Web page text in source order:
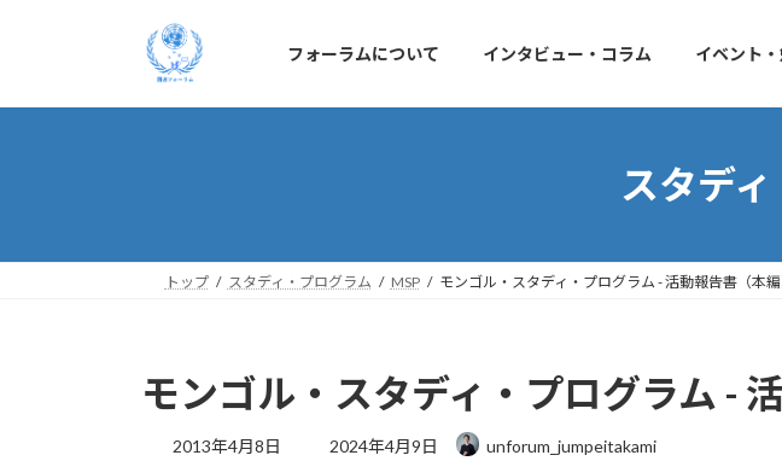
フォーラムについて インタビュー・コラム イベント
スタデ
トップ スタディ・プログラム MSP モンゴル・スタディ・プログラム - 活動報告書（本
モンゴル・スタディ・プログラム -
2013年4月8日
最
2024年4月9日 unforum_jumpeitakami